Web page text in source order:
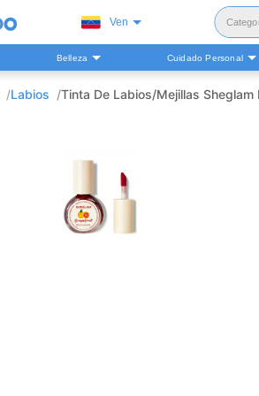
Ven
Belleza Cuidado Personal
Labios Tinta De Labios/Mejillas Sheglam